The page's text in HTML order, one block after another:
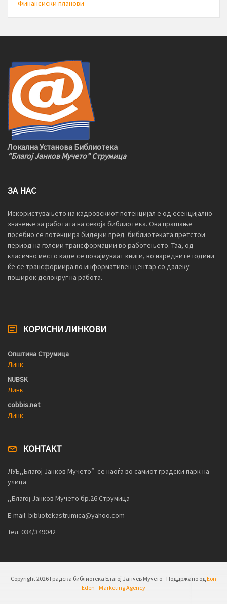
Финансиски планови
Локална Установа Библиотека
“Благој Јанков Мучето” Струмица
ЗА НАС
Искористувањето на кадровскиот потенцијал е од есенцијално
значење за работата на секоја библиотека. Ова прашање
посебно се потенцира бидејки пред библиотеката претстои
период на големи трансформации во работењето. Таа, од
класично место каде се позајмуваат книги, во наредните години
ќе се трансформира во информативен центар со далеку
поширок делокруг на работа.
КОРИСНИ ЛИНКОВИ
Општина Струмица
Линк
NUBSK
Линк
cobbis.net
Линк
КОНТАКТ
ЛУБ,,Благој Јанков Мучето” се наоѓа во самиот градски парк на
улица
,,Благој Јанков Мучето бр.26 Струмица
E-mail: bibliotekastrumica@yahoo.com
Тел. 034/349042
Copyright2026 Градска библиотека Благој Јанчев Мучето - Поддржано од Eon
Eden - Marketing Agency